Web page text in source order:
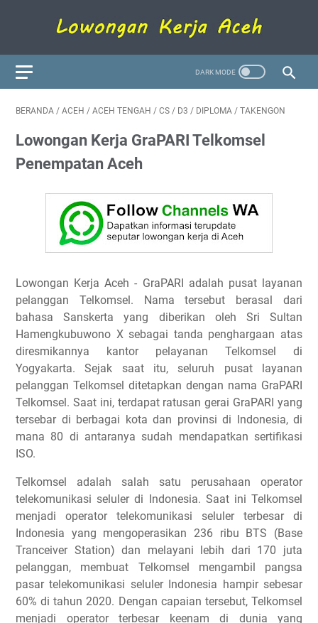
BERANDA / ACEH / ACEH TENGAH / CS / D3 / DIPLOMA / TAKENGON
Lowongan Kerja GraPARI Telkomsel
Penempatan Aceh
Lowongan Kerja Aceh- GraPARI adalah pusat layanan
pelanggan Telkomsel. Nama tersebut berasal dari
bahasa Sanskerta yang diberikan oleh Sri Sultan
Hamengkubuwono X sebagai tanda penghargaan atas
diresmikannya kantor pelayanan Telkomsel di
Yogyakarta. Sejak saat itu, seluruh pusat layanan
pelanggan Telkomsel ditetapkan dengan nama GraPARI
Telkomsel. Saat ini, terdapat ratusan gerai GraPARI yang
tersebar di berbagai kota dan provinsi di Indonesia, di
mana 80 di antaranya sudah mendapatkan sertifikasi
ISO.
Telkomsel adalah salah satu perusahaan operator
telekomunikasi seluler di Indonesia. Saat ini Telkomsel
menjadi operator telekomunikasi seluler terbesar di
Indonesia yang mengoperasikan 236 ribu BTS (Base
Tranceiver Station) dan melayani lebih dari 170 juta
pelanggan, membuat Telkomsel mengambil pangsa
pasar telekomunikasi seluler Indonesia hampir sebesar
60% di tahun 2020. Dengan capaian tersebut, Telkomsel
menjadi operator terbesar keenam di dunia yang